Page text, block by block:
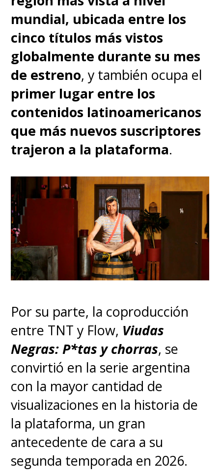
mundial, ubicada entre los
cinco títulos más vistos
globalmente durante su mes
de estreno, y también ocupa el
primer lugar entre los
contenidos latinoamericanos
que más nuevos suscriptores
trajeron a la plataforma.
Por su parte, la coproducción
entre TNT y Flow, Viudas
Negras: P*tas y chorras, se
convirtió en la serie argentina
con la mayor cantidad de
visualizaciones en la historia de
la plataforma, un gran
antecedente de cara a su
segunda temporada en 2026.